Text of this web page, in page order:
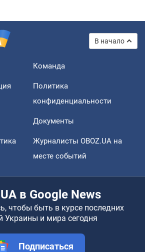
В начало
Команда
Политика
конфиденциальности
Документы
Журналисты OBOZ.UA на
месте событий
в Google News
чтобы быть в курсе последних
Украины и мира сегодня
Подписаться